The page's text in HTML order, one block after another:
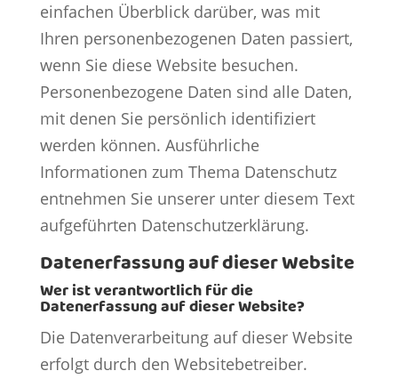
einfachen Überblick darüber, was mit
Ihren personenbezogenen Daten passiert,
wenn Sie diese Website besuchen.
Personenbezogene Daten sind alle Daten,
mit denen Sie persönlich identifiziert
werden können. Ausführliche
Informationen zum Thema Datenschutz
entnehmen Sie unserer unter diesem Text
aufgeführten Datenschutzerklärung.
Datenerfassung auf dieser Website
Wer ist verantwortlich für die
Datenerfassung auf dieser Website?
Die Datenverarbeitung auf dieser Website
erfolgt durch den Websitebetreiber.